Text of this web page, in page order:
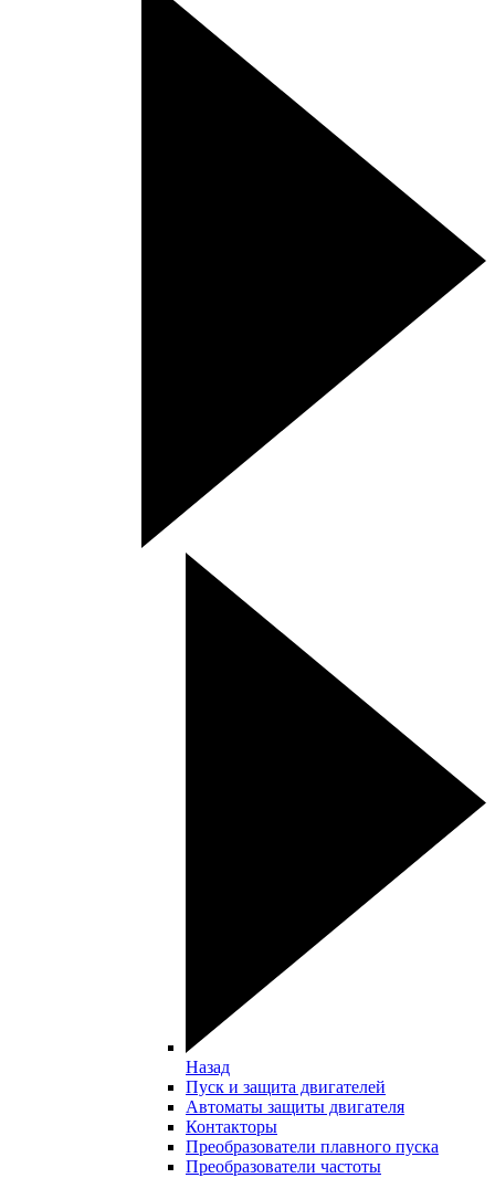
Назад
Пуск и защита двигателей
Автоматы защиты двигателя
Контакторы
Преобразователи плавного пуска
Преобразователи частоты